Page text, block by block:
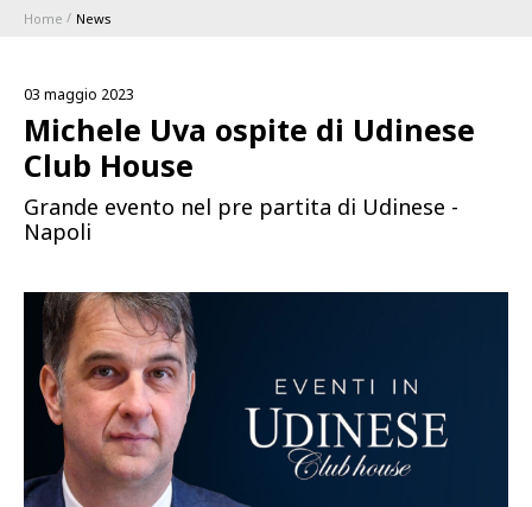
1896 MEMBERSHIP PROGRAM
Serie A
Coppa Italia
Calendari e Risultati
Classifiche
BLUENERGY STADIUM
MEETING CENTER
SPONSOR
Home News
03 maggio 2023
Michele Uva ospite di Udinese
Club House
Grande evento nel pre partita di Udinese -
Napoli